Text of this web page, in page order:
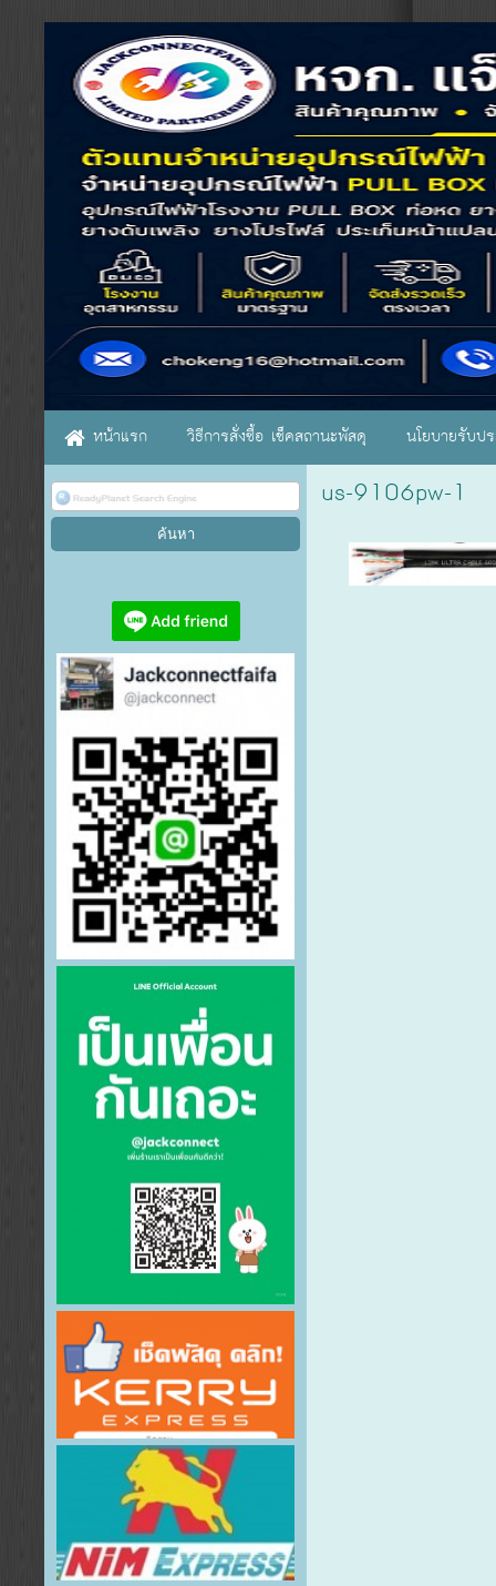
หน้าแรก วิธีการสั่งซื้อ เช็คสถานะพัสดุ นโยบายรับป
us-9106pw-1